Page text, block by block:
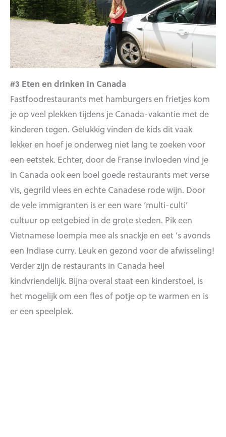
#3 Eten en drinken in Canada
Fastfoodrestaurants met hamburgers en frietjes kom
je op veel plekken tijdens je Canada-vakantie met de
kinderen tegen. Gelukkig vinden de kids dit vaak
lekker en hoef je onderweg niet lang te zoeken voor
een eetstek. Echter, door de Franse invloeden vind je
in Canada ook een boel goede restaurants met verse
vis, gegrild vlees en echte Canadese rode wijn. Door
de vele immigranten is er een ware ‘multi-culti’
cultuur op eetgebied in de grote steden. Pik een
Vietnamese loempia mee als snackje en eet ’s avonds
een Indiase curry. Leuk en gezond voor de afwisseling!
Verder zijn de restaurants in Canada heel
kindvriendelijk. Bijna overal staat een kinderstoel, is
het mogelijk om een fles of potje op te warmen en is
er een speelplek.